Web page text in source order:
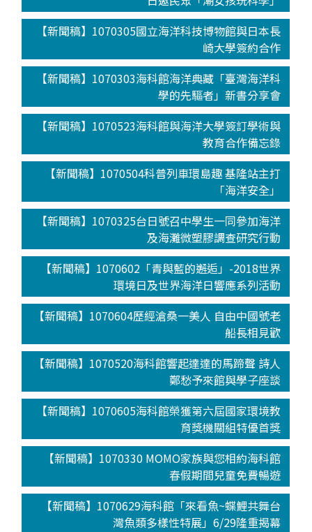
【新聞稿】1070305國立海洋科技博物館與日本長
崎大學簽約合作
【新聞稿】1070303海科館海洋典藏「臺灣海洋科
學的先驅者」新書分享會
【新聞稿】1070523海科館與海洋大學簽訂學術與
教育合作備忘錄
【新聞稿】1070504科普列車環島趣 基隆站主打
「海洋安全」
【新聞稿】1070325台日號召中學生一同參加海洋
及海灘微塑膠調查研究行動
【新聞稿】1070602「青與藍的邂逅」-2018世界
環境日及世界海洋日響應系列活動
【新聞稿】1070604歷經滄桑一美人 自由中國號老
船長相見歡
【新聞稿】1070520海科館響起達達的馬蹄聲 詩人
鄭愁予來館與學子座談
【新聞稿】1070605海科館榮獲第六屆國家環境教
育獎機關組特優首獎
【新聞稿】1070330 MOMO家族與您相約海科館
春假期間兒童免費暢遊
【新聞稿】1070629海科館「來看魚~蝶鯉共舞台
灣魚類多樣性特展」6/29隆重揭幕